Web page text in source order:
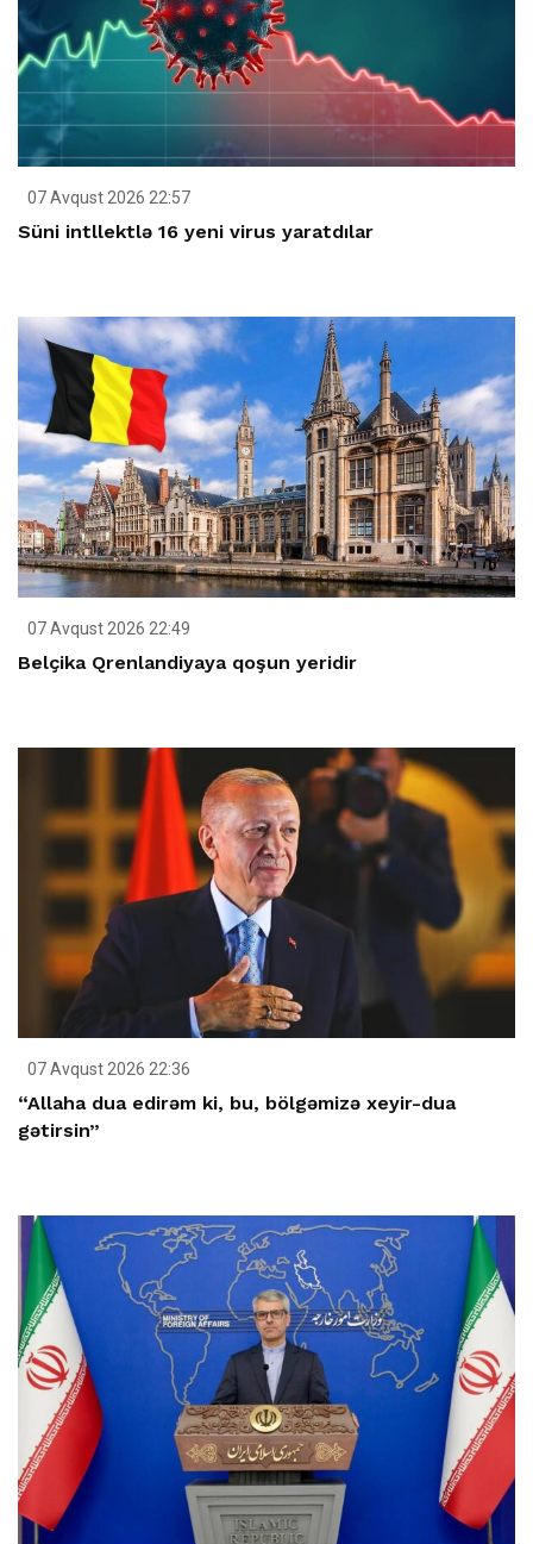
07 Avqust 2026 22:57
Süni intllektlə 16 yeni virus yaratdılar
07 Avqust 2026 22:49
Belçika Qrenlandiyaya qoşun yeridir
07 Avqust 2026 22:36
“Allaha dua edirəm ki, bu, bölgəmizə xeyir-dua
gətirsin”